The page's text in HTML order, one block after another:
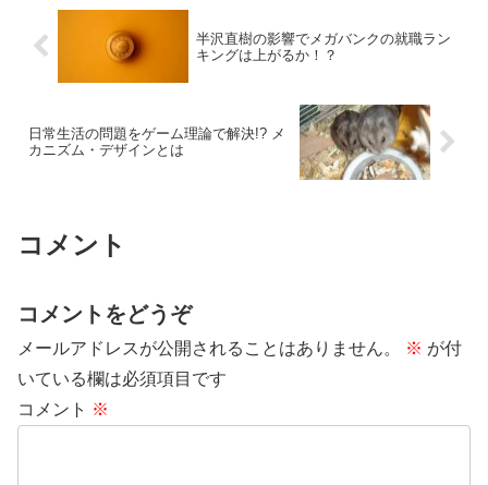
半沢直樹の影響でメガバンクの就職ラン
キングは上がるか！？
日常生活の問題をゲーム理論で解決!? メ
カニズム・デザインとは
コメント
コメントをどうぞ
メールアドレスが公開されることはありません。 ※ が付
いている欄は必須項目です
コメント ※